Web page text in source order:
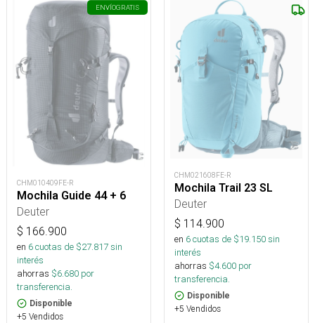
ENVÍOGRATIS
CHM010409FE-R
Mochila Guide 44 + 6
Deuter
$ 166.900
en 6cuotas de $27.817sin
interés
ahorras $6.680 por
transferencia.
Disponible
+5 Vendidos
CHM021608FE-R
Mochila Trail 23 SL
Deuter
$ 114.900
en 6cuotas de $19.150sin
interés
ahorras $4.600 por
transferencia.
Disponible
+5 Vendidos